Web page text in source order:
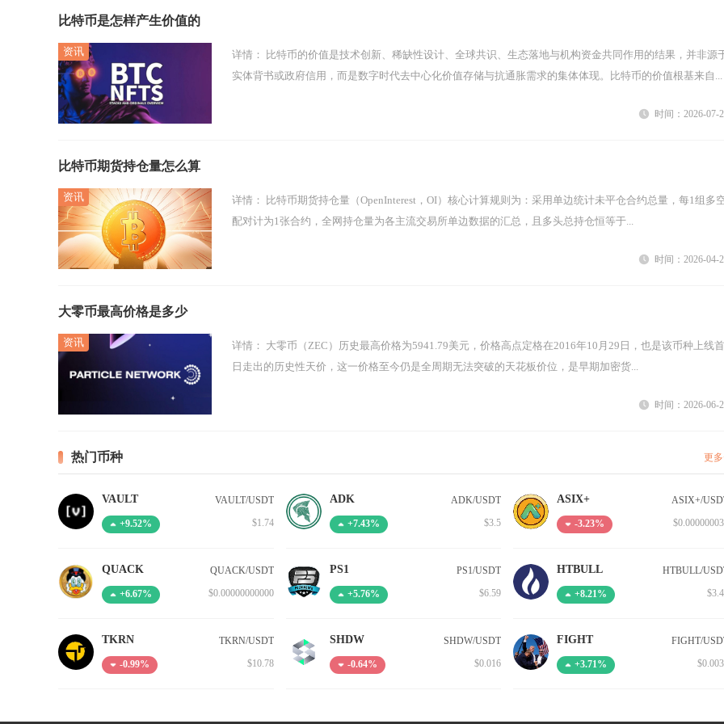
比特币是怎样产生价值的
详情：
实体背书或政府信用，而是数字时代去中心化价值存储与抗通胀需求的集体体现。比特币的价值根基来自...
时间：2026-07-
比特币期货持仓量怎么算
详情：
配对计为1张合约，全网持仓量为各主流交易所单边数据的汇总，且多头总持仓恒等于...
时间：2026-04-
大零币最高价格是多少
详情：
日走出的历史性天价，这一价格至今仍是全周期无法突破的天花板价位，是早期加密货...
时间：2026-06-
热门币种 更
VAULT
+9.52%
VAULT/USDT
$1.74
ADK
+7.43%
ADK/USDT
$3.5
ASIX+
-3.23%
ASIX+/
QUACK
+6.67%
QUACK/USDT
$0.00000000000
PS1
+5.76%
PS1/USDT
$6.59
HTBULL
+8.21%
HTBULL/
TKRN
-0.99%
TKRN/USDT
$10.78
SHDW
-0.64%
SHDW/USDT
$0.016
FIGHT
+3.71%
FIGHT/